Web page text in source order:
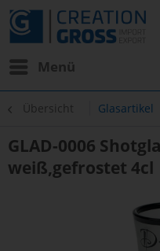
Menü
Übersicht Glasartikel
GLAD-0006
weiß,gefrostet 4cl